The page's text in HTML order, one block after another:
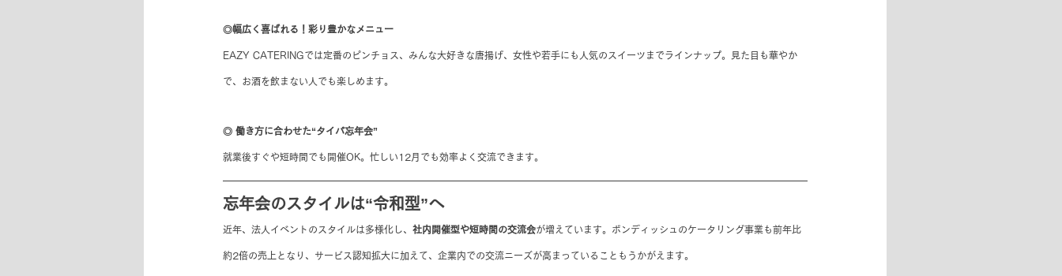
◎幅広く喜ばれる！彩り豊かなメニュー
EAZY CATERINGでは定番のピンチョス、みんな大好きな唐揚げ、女性や若手にも人気のスイーツまでラインナップ。見た目も華やか
で、お酒を飲まない人でも楽しめます。
◎ 働き方に合わせた“タイパ忘年会”
就業後すぐや短時間でも開催OK。忙しい12月でも効率よく交流できます。
忘年会のスタイルは“令和型”へ
近年、法人イベントのスタイルは多様化し、 社内開催型や短時間の交流会が増えています。ボンディッシュのケータリング事業も前年比
約2倍の売上となり、サービス認知拡大に加えて、企業内での交流ニーズが高まっていることもうかがえます。